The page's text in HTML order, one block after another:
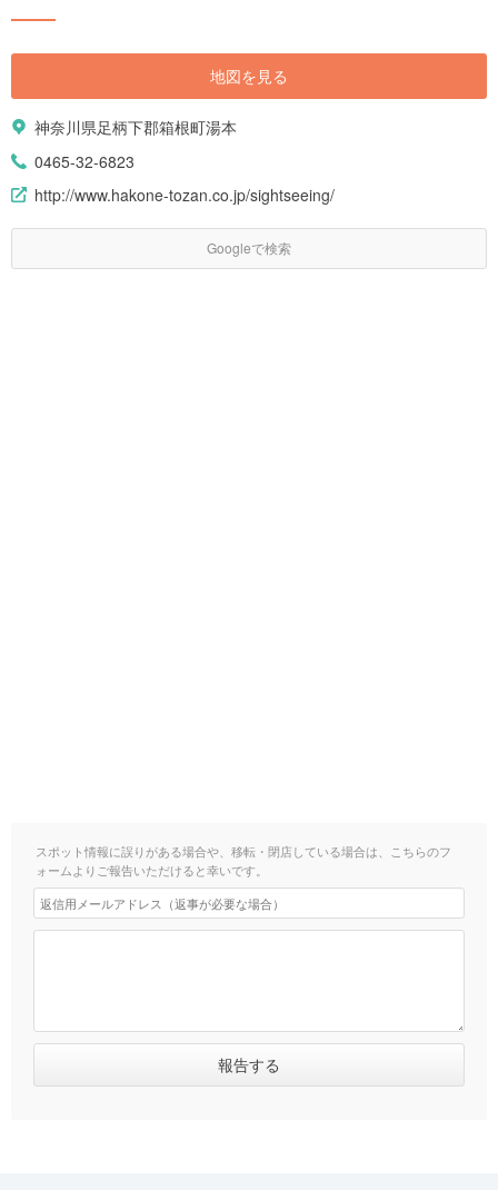
地図を見る
神奈川県足柄下郡箱根町湯本
0465-32-6823
http://www.hakone-tozan.co.jp/sightseeing/
Googleで検索
スポット情報に誤りがある場合や、移転・閉店している場合は、こちらのフ
ォームよりご報告いただけると幸いです。